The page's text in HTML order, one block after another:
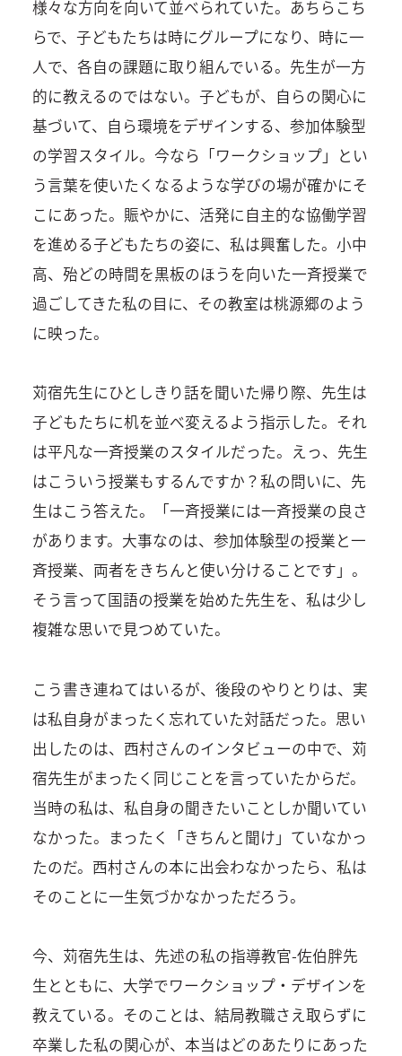
様々な方向を向いて並べられていた。あちらこち
らで、子どもたちは時にグループになり、時に一
人で、各自の課題に取り組んでいる。先生が一方
的に教えるのではない。子どもが、自らの関心に
基づいて、自ら環境をデザインする、参加体験型
の学習スタイル。今なら「ワークショップ」とい
う言葉を使いたくなるような学びの場が確かにそ
こにあった。賑やかに、活発に自主的な協働学習
を進める子どもたちの姿に、私は興奮した。小中
高、殆どの時間を黒板のほうを向いた一斉授業で
過ごしてきた私の目に、その教室は桃源郷のよう
に映った。
苅宿先生にひとしきり話を聞いた帰り際、先生は
子どもたちに机を並べ変えるよう指示した。それ
は平凡な一斉授業のスタイルだった。えっ、先生
はこういう授業もするんですか？私の問いに、先
生はこう答えた。「一斉授業には一斉授業の良さ
があります。大事なのは、参加体験型の授業と一
斉授業、両者をきちんと使い分けることです」。
そう言って国語の授業を始めた先生を、私は少し
複雑な思いで見つめていた。
こう書き連ねてはいるが、後段のやりとりは、実
は私自身がまったく忘れていた対話だった。思い
出したのは、西村さんのインタビューの中で、苅
宿先生がまったく同じことを言っていたからだ。
当時の私は、私自身の聞きたいことしか聞いてい
なかった。まったく「きちんと聞け」ていなかっ
たのだ。西村さんの本に出会わなかったら、私は
そのことに一生気づかなかっただろう。
今、苅宿先生は、先述の私の指導教官-佐伯胖先
生とともに、大学でワークショップ・デザインを
教えている。そのことは、結局教職さえ取らずに
卒業した私の関心が、本当はどのあたりにあった